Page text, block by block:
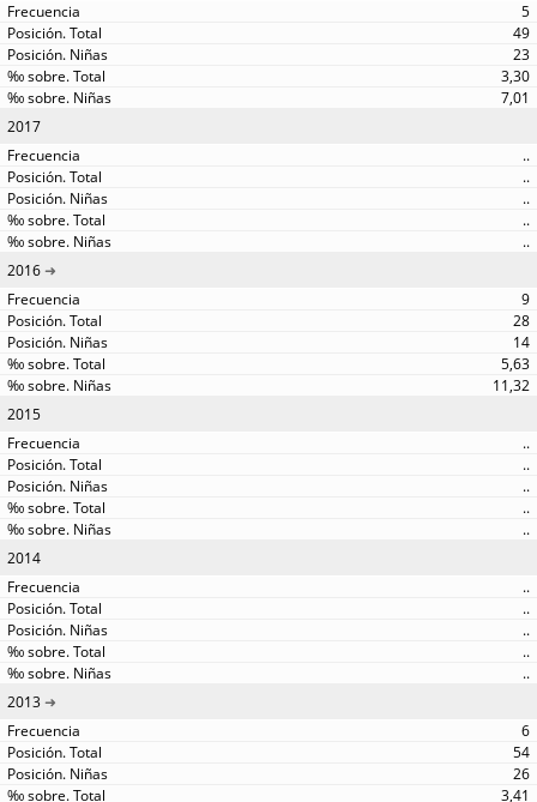
5
49
23
3,30
7,01
2017
..
..
..
..
..
2016
9
28
14
5,63
11,32
2015
..
..
..
..
..
2014
..
..
..
..
..
2013
6
54
26
3,41